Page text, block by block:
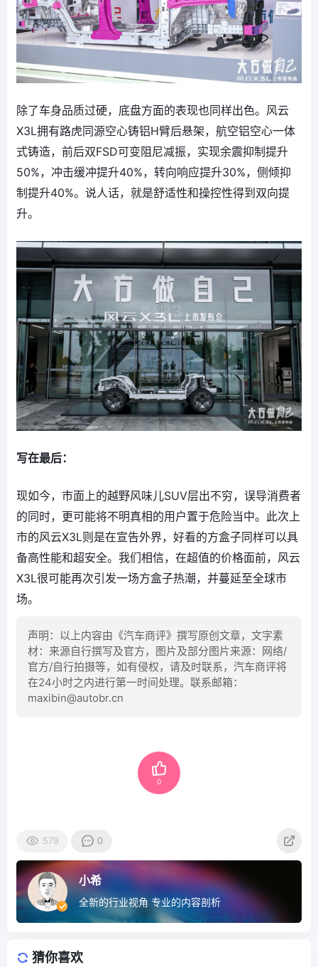
除了车身品质过硬，底盘方面的表现也同样出色。风云
X3L拥有路虎同源空心铸铝H臂后悬架，航空铝空心一体
式铸造，前后双FSD可变阻尼减振，实现余震抑制提升
50%，冲击缓冲提升40%，转向响应提升30%，侧倾抑
制提升40%。说人话，就是舒适性和操控性得到双向提
升。
写在最后：
现如今，市面上的越野风味儿SUV层出不穷，误导消费者
的同时，更可能将不明真相的用户置于危险当中。此次上
市的风云X3L则是在宣告外界，好看的方盒子同样可以具
备高性能和超安全。我们相信，在超值的价格面前，风云
X3L很可能再次引发一场方盒子热潮，并蔓延至全球市
场。
声明：以上内容由《汽车商评》撰写原创文章，文字素
材：来源自行撰写及官方，图片及部分图片来源：网络/
官方/自行拍摄等，如有侵权，请及时联系，汽车商评将
在24小时之内进行第一时间处理。联系邮箱：
maxibin@autobr.cn
0
579 0
小希
全新的行业视角 专业的内容剖析
猜你喜欢